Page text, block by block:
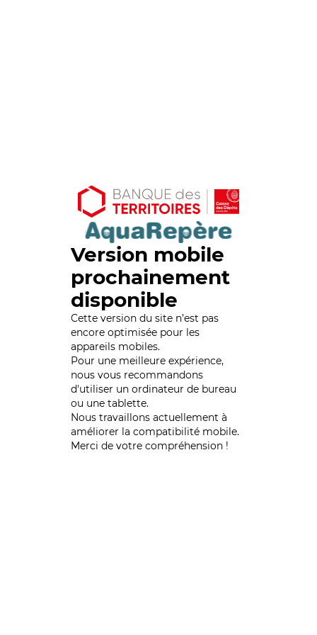
Version mobile
prochainement
disponible
Cette version du site n’est pas
encore optimisée pour les
appareils mobiles.
Pour une meilleure expérience,
nous vous recommandons
d'utiliser un ordinateur de bureau
ou une tablette.
Nous travaillons actuellement à
améliorer la compatibilité mobile.
Merci de votre compréhension !